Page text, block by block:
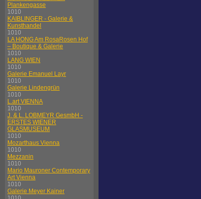
Plankengasse
1010
KAIBLINGER - Galerie &
Kunsthandel
1010
LA HONG Am RosaRosen Hof
– Boutique & Galerie
1010
LANG WIEN
1010
Galerie Emanuel Layr
1010
Galerie Lindengrün
1010
L.art VIENNA
1010
J. & L. LOBMEYR GesmbH -
ERSTES WIENER
GLASMUSEUM
1010
Mozarthaus Vienna
1010
Mezzanin
1010
Mario Mauroner Contemporary
Art Vienna
1010
Galerie Meyer Kainer